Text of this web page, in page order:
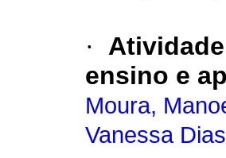
·
ensino e
Moura,
Vanessa Dias